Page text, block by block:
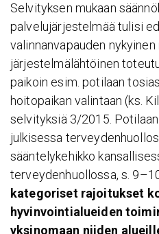
Selvityksen mukaan
palvelujärjestelmää tulisi
valinnanvapauden
järjestelmälähtöinen
paikoin esim. potilaan
hoitopaikan valintaan (ks.
selvityksiä 3/2015.
julkisessa
sääntelykehikko
terveydenhuollossa, s.
kategoriset rajoitukset
hyvinvointialueiden
yksinomaan niiden